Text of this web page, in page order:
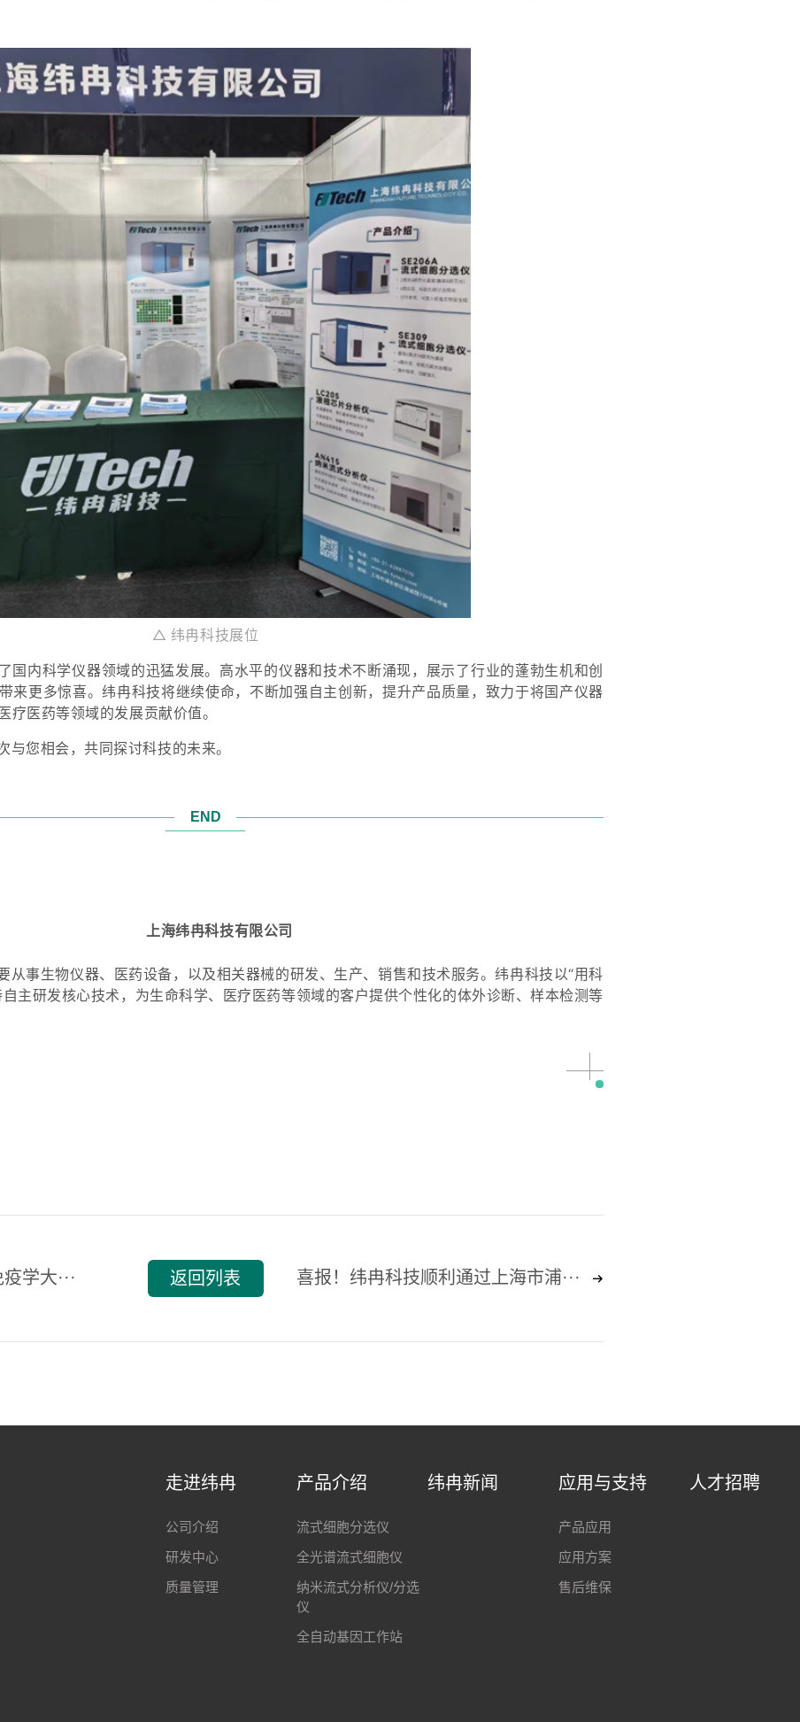
△ 纬冉科技展位
国内科学仪器领域的迅猛发展。 高水平的仪器和技术不断涌现，展示了行业的蓬勃生机和创
来更多惊喜。纬冉科技将继续使命，不断加强自主创新，提升产品质量，致力于将国产仪器
疗医药等领域的发展贡献价值。
与您相会，共同探讨科技的未来。
END
上海纬冉科技有限公司
从事生物仪器、医药设备，以及相关器械的研发、生产、销售和技术服务。纬冉科技以“用科
主研发核心技术，为生命科学、医疗医药等领域的客户提供个性化的体外诊断、样本检测等
学大··· 返回列表 喜报！纬冉科技顺利通过上海市浦···
走进纬冉
公司介绍
研发中心
质量管理
产品介绍
流式细胞分选仪
全光谱流式细胞仪
纳米流式分析仪/分选
仪
全自动基因工作站
纬冉新闻 应用与支持
产品应用
应用方案
售后维保
人才招聘